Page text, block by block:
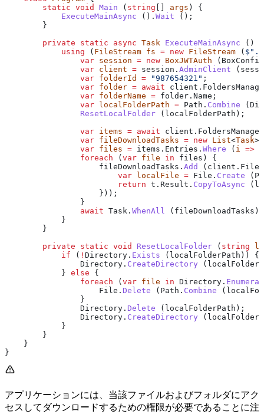
        static
void Main ( string args ) {
            ExecuteMainAsync
(). Wait ();
        }
        private
static async Task ExecuteMainAsync () {
            using
( FileStream fs = new FileStream ( $"./
                var
session = new BoxJWTAuth ( BoxConfig
                var
client = session . AdminClient (
                var
folderId = "987654321" ;
                var
folder = await client .
                var
folderName = folder . Name ;
                var
localFolderPath = Path . Combine (
                ResetLocalFolder
( localFolderPath );
                var
items = await client . FoldersManager
                var
fileDownloadTasks = new List<Task>
                var
files = items . Entries . Where ( i =>
                foreach
( var file in files ) {
                    fileDownloadTasks
. Add ( client .
                        var
localFile = File . Create (
                        return
t . Result . CopyToAsync (
                    }));
                }
                await
Task . WhenAll ( fileDownloadTasks );
            }
        }
        private
static void ResetLocalFolder ( string
            if
( ! Directory . Exists ( localFolderPath )) {
                Directory
. CreateDirectory (
            }
else {
                foreach
( var file in Directory .
                    File
. Delete ( Path . Combine (
                }
                Directory
. Delete ( localFolderPath );
                Directory
. CreateDirectory (
            }
        }
    }
}
アプリケーションには、当該ファイルおよびフォルダにアク
セスしてダウンロードするための権限が必要であることに注